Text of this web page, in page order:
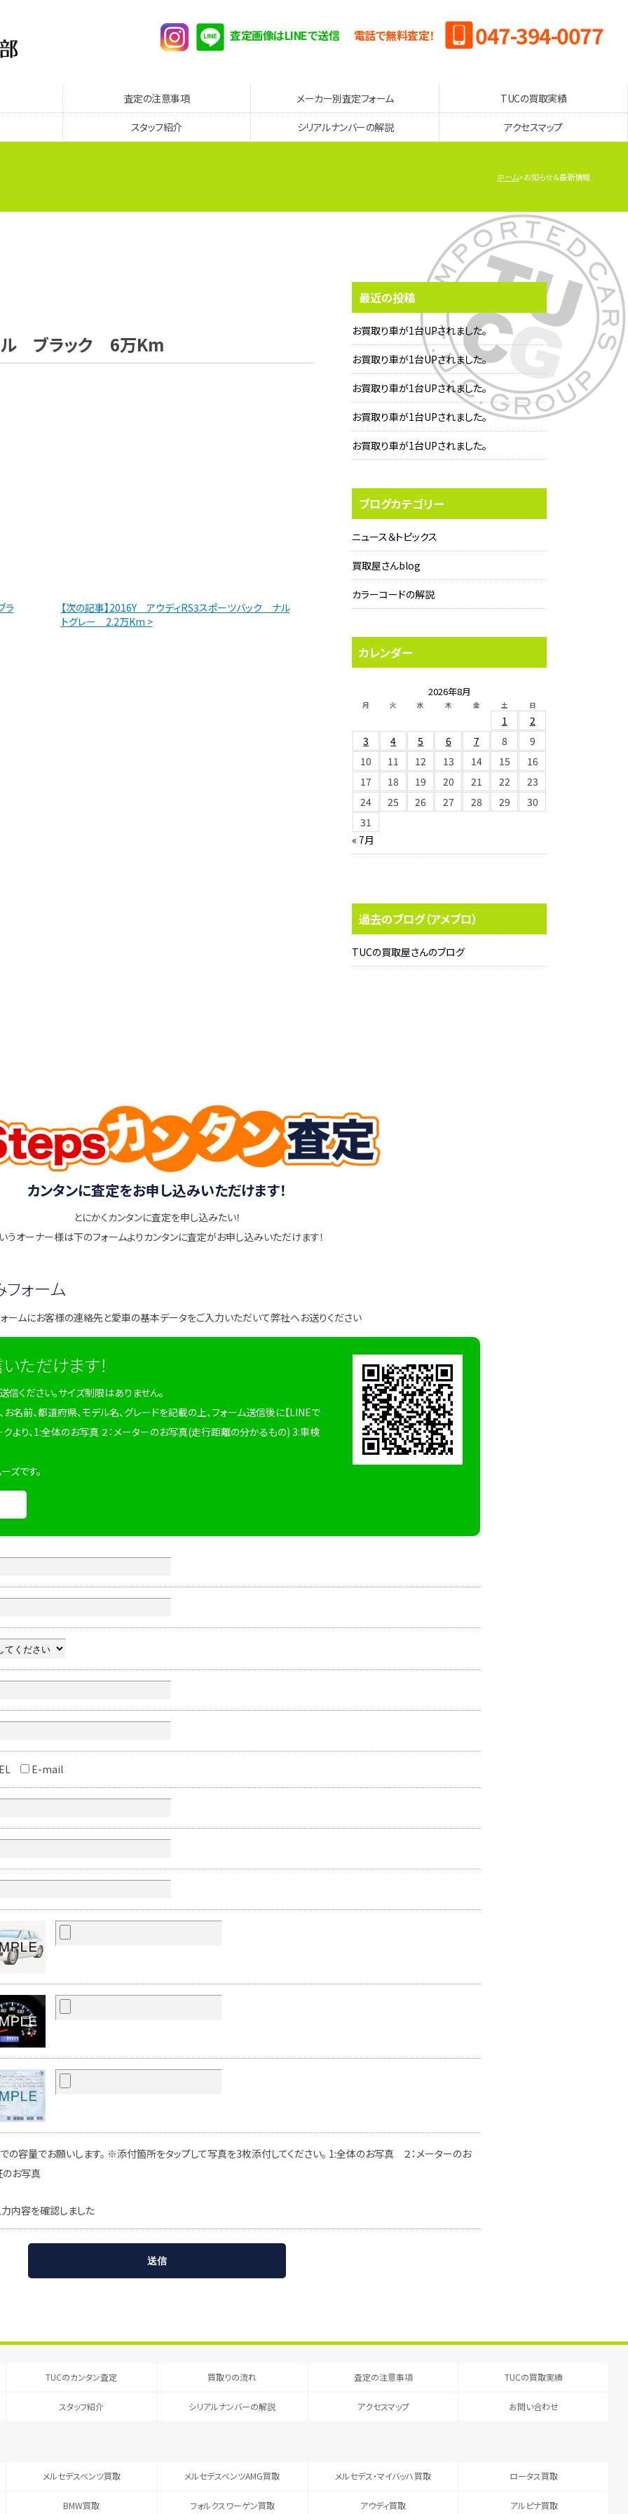
電話で無料査定！ 047-394-0077
査定画像はLINEで送信
査定の注意事項 メーカー別査定フォーム TUCの買取実績
スタッフ紹介 シリアルナンバーの解説 アクセスマップ
ホーム お知らせ＆最新情報
ル ブラック 6万Km
ラ
【次の記事】2016Y アウディRS3スポーツバック ナル
トグレー 2.2万Km >
最近の投稿
お買取り車が1台UPされました。
お買取り車が1台UPされました。
お買取り車が1台UPされました。
お買取り車が1台UPされました。
お買取り車が1台UPされました。
ブログカテゴリー
ニュース＆トピックス
買取屋さんblog
カラーコードの解説
カレンダー
2026年8月
月 火 水 木 金 土 日
1
2
3
4 5 6 7 8
9
10
11 12 13 14 15
16
17
18 19 20 21 22
23
24
25 26 27 28 29
30
31
« 7月
過去のブログ（アメブロ）
TUCの買取屋さんのブログ
カンタンに査定をお申し込みいただけます！
とにかくカンタンに査定を申し込みたい！
うオーナー様は下のフォームよりカンタンに査定がお申し込みいただけます！
ォーム
ームにお客様の連絡先と愛車の基本データをご入力いただいて弊社へお送りください
ただけます！
ください。サイズ制限はありません。
名前、都道府県、モデル名、グレードを記載の上、フォーム送信後に【LINEで
クより、1:全体のお写真 ２：メーターのお写真(走行距離の分かるもの) 3:車検
ズです。
E-mail
容量でお願いします。 ※添付箇所をタップして写真を3枚添付してください。 1:全体のお写真 ２：メーターのお
お写真
内容を確認しました
TUCのカンタン査定 買取りの流れ 査定の注意事項 TUCの買取実績
スタッフ紹介 シリアルナンバーの解説 アクセスマップ お問い合わせ
メルセデスベンツ買取 メルセデスベンツAMG買取 メルセデス・マイバッハ買取 ロータス買取
BMW買取 フォルクスワーゲン買取 アウディ買取 アルピナ買取